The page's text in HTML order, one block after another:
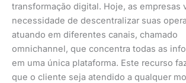
transformação digital. Hoje, as empresas
necessidade de descentralizar suas
atuando em diferentes canais, chamado
omnichannel, que concentra todas as
em uma única plataforma. Este recurso
que o cliente seja atendido a qualquer